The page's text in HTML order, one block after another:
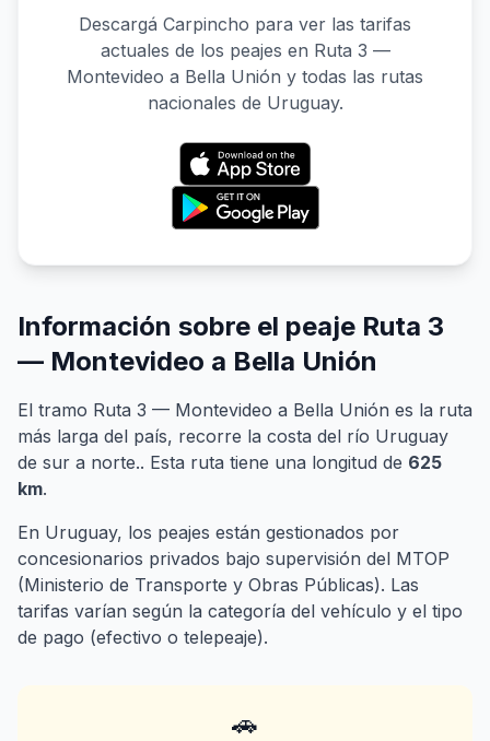
Descargá Carpincho para ver las tarifas
actuales de los peajes en Ruta 3 —
Montevideo a Bella Unión y todas las rutas
nacionales de Uruguay.
Información sobre el peaje Ruta 3
— Montevideo a Bella Unión
El tramo Ruta 3 — Montevideo a Bella Unión es la ruta
más larga del país, recorre la costa del río Uruguay
de sur a norte.. Esta ruta tiene una longitud de 625
km.
En Uruguay, los peajes están gestionados por
concesionarios privados bajo supervisión del MTOP
(Ministerio de Transporte y Obras Públicas). Las
tarifas varían según la categoría del vehículo y el tipo
de pago (efectivo o telepeaje).
🚗